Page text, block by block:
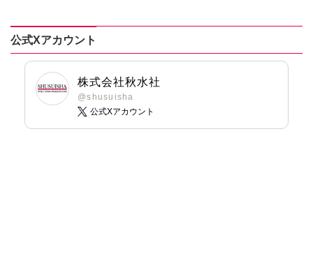
公式Xアカウント
株式会社秋水社
@shusuisha
公式Xアカウント